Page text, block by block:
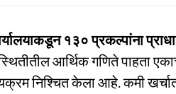
१३० प्रकल्पांना
आर्थिक गणिते पाहता
निश्चित केला आहे. कमी खर्चात